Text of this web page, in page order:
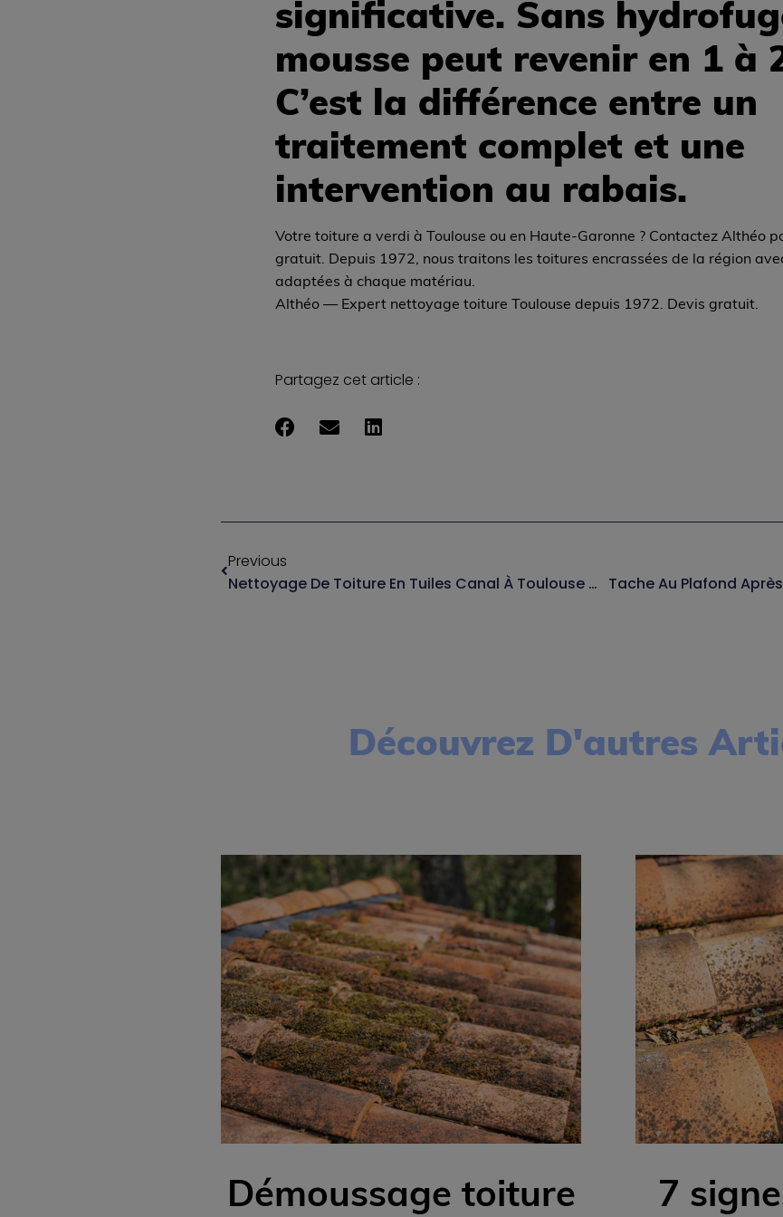
significative. Sans
mousse peut revenir en 1 à
C’est la différence entre un
traitement complet et une
intervention au rabais.
Votre toiture a verdi à Toulouse ou en Haute-Garonne ? Contactez Althéo
gratuit. Depuis 1972, nous traitons les toitures encrassées de la région
adaptées à chaque matériau.
Althéo — Expert nettoyage toiture Toulouse depuis 1972. Devis gratuit.
Partagez cet article :
Previous
Nettoyage De Toiture En Tuiles Canal À Toulouse — Les Spécificités Du Sud-Ouest
Découvrez D'autres
Démoussage toiture
7